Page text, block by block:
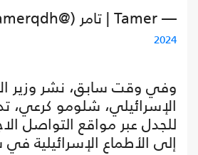
— Tamer | تامر (@tamerqdh)
2024
وفي وقت سابق، نشر وزير
الإسرائيلي، شلومو كرعي،
للجدل عبر مواقع التواصل
إلى الأطماع الإسرائيلية